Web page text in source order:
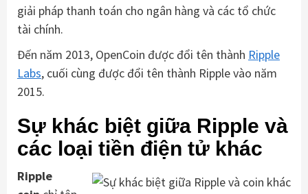
giải pháp thanh toán cho ngân hàng và các tổ chức
tài chính.
Đến năm 2013, OpenCoin được đổi tên thành Ripple
Labs, cuối cùng được đổi tên thành Ripple vào năm
2015.
Sự khác biệt giữa Ripple và
các loại tiền điện tử khác
Ripple